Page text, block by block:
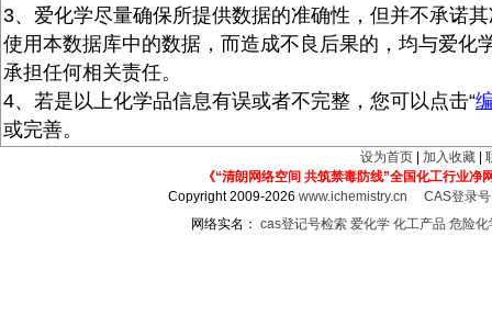
3、爱化学尽量确保所提供数据的准确性，但并不承诺
使用本数据库中的数据，而造成不良后果的，均与爱化
承担任何相关责任。
4、若是以上化学品信息有误或者不完整，您可以点击“
或完善。
设为首页 加入收藏
《“清朗网络空间 共筑禁毒防线”全国化工行业净
Copyright 2009-2026www.ichemistry.cn
CAS登录
网络实名： cas登记号检索 爱化学 化工产品 危险化